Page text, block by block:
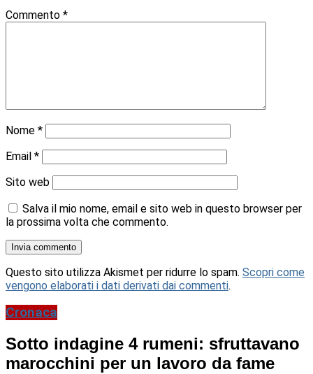
Commento *
Nome *
Email *
Sito web
Salva il mio nome, email e sito web in questo browser per
la prossima volta che commento.
Questo sito utilizza Akismet per ridurre lo spam. Scopri come
vengono elaborati i dati derivati dai commenti.
Cronaca
Sotto indagine 4 rumeni: sfruttavano
marocchini per un lavoro da fame